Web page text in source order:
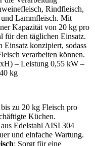
Rindfleisch,
und Lammfleisch. Mit
Kapazität von 20 kg pro
für den täglichen Einsatz.
Einsatz konzipiert, sodass
verarbeiten können.
– Leistung 0,55 kW –
kg
zu 20 kg Fleisch pro
Küchen.
Edelstahl AISI 304
und einfache Wartung.
: Sorgt für eine